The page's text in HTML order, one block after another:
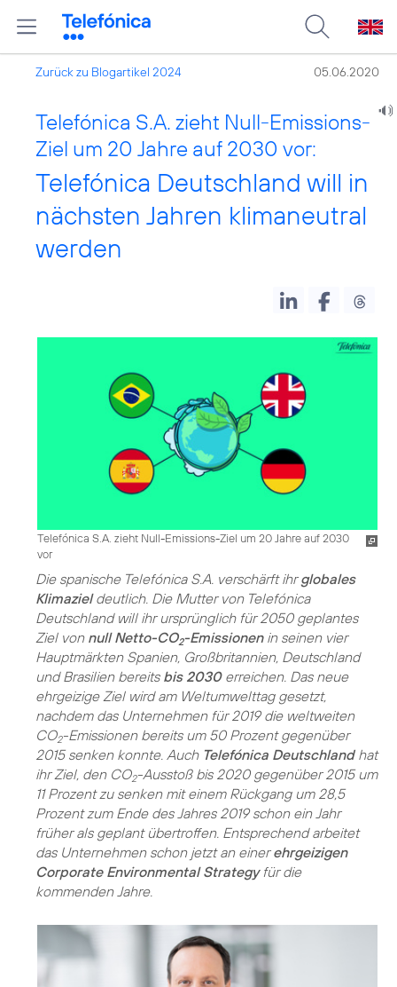
Zurück zu Blogartikel 2024 05.06.2020
Telefónica S.A. zieht Null-Emissions-
Ziel um 20 Jahre auf 2030 vor:
Telefónica Deutschland will in
nächsten Jahren klimaneutral
werden
Telefónica S.A. zieht Null-Emissions-Ziel um 20 Jahre auf 2030
vor
Die spanische Telefónica S.A. verschärft ihrglobales
Klimazieldeutlich. Die Mutter von Telefónica
Deutschland will ihr ursprünglich für 2050 geplantes
Ziel von null Netto-CO2-Emissionenin seinen vier
Hauptmärkten Spanien, Großbritannien, Deutschland
und Brasilien bereits bis 2030erreichen. Das neue
ehrgeizige Ziel wird am Weltumwelttag gesetzt,
nachdem das Unternehmen für 2019 die weltweiten
CO2-Emissionen bereits um 50 Prozent gegenüber
2015 senken konnte. Auch Telefónica Deutschlandhat
ihr Ziel, den CO2-Ausstoß bis 2020 gegenüber 2015 um
11 Prozent zu senken mit einem Rückgang um 28,5
Prozent zum Ende des Jahres 2019 schon ein Jahr
früher als geplant übertroffen. Entsprechend arbeitet
das Unternehmen schon jetzt an einerehrgeizigen
Corporate Environmental Strategyfür die
kommenden Jahre.